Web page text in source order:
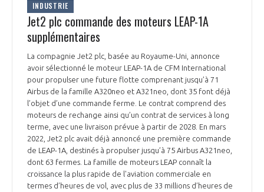
INDUSTRIE
Jet2 plc commande des moteurs LEAP-1A
supplémentaires
La compagnie Jet2 plc, basée au Royaume-Uni, annonce
avoir sélectionné le moteur LEAP-1A de CFM International
pour propulser une future flotte comprenant jusqu’à 71
Airbus de la famille A320neo et A321neo, dont 35 font déjà
l’objet d’une commande ferme. Le contrat comprend des
moteurs de rechange ainsi qu’un contrat de services à long
terme, avec une livraison prévue à partir de 2028. En mars
2022, Jet2 plc avait déjà annoncé une première commande
de LEAP-1A, destinés à propulser jusqu’à 75 Airbus A321neo,
dont 63 fermes. La famille de moteurs LEAP connaît la
croissance la plus rapide de l'aviation commerciale en
termes d’heures de vol, avec plus de 33 millions d’heures de